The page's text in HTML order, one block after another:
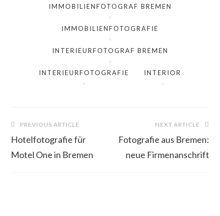
IMMOBILIENFOTOGRAF BREMEN
IMMOBILIENFOTOGRAFIE
INTERIEURFOTOGRAF BREMEN
INTERIEURFOTOGRAFIE INTERIOR
PREVIOUS ARTICLE
Hotelfotografie für
Motel One in Bremen
NEXT ARTICLE
Fotografie aus Bremen:
neue Firmenanschrift